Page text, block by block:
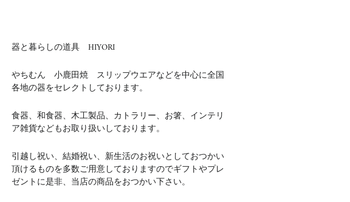
器と暮らしの道具 HIYORI
やちむん 小鹿田焼 スリップウエアなどを中心に全国
各地の器をセレクトしております。
食器、和食器、木工製品、カトラリー、お箸、インテリ
ア雑貨などもお取り扱いしております。
引越し祝い、結婚祝い、新生活のお祝いとしておつかい
頂けるものを多数ご用意しておりますのでギフトやプレ
ゼントに是非、当店の商品をおつかい下さい。